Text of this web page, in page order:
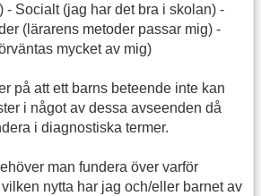
- Socialt (jag har det bra i skolan) -
(lärarens metoder passar mig) -
mycket av mig)
på att ett barns beteende inte kan
i något av dessa avseenden då
i diagnostiska termer.
man fundera över varför
nytta har jag och/eller barnet av